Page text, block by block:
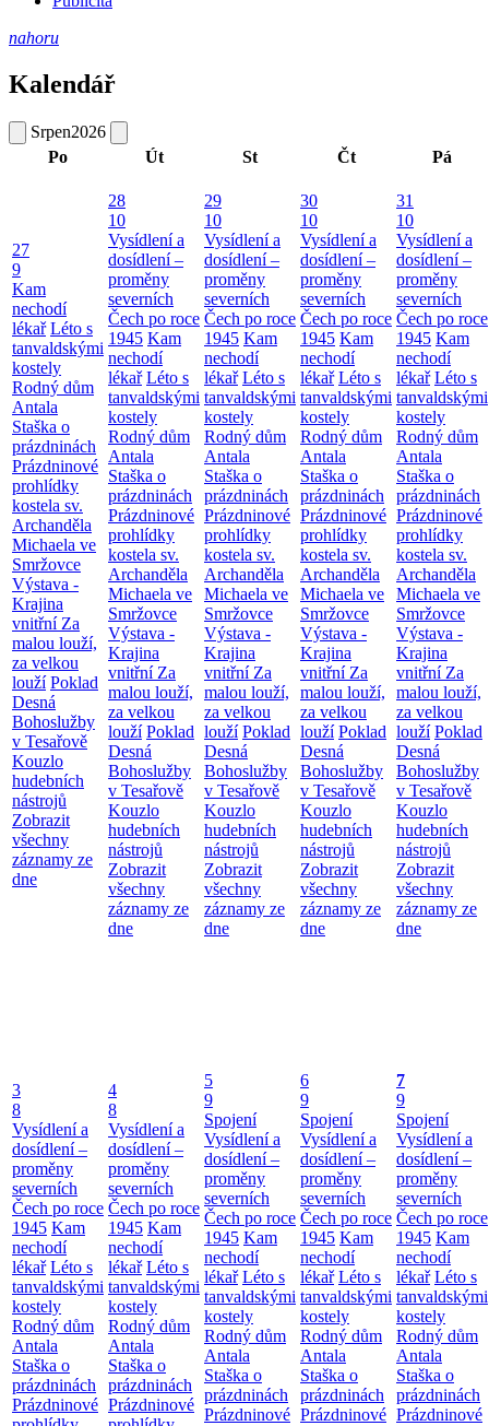
nahoru
Kalendář
Srpen2026
Po
Út St Čt Pá
27
9
Kam
nechodí
lékař Léto s
tanvaldskými
kostely
Rodný dům
Antala
Staška o
prázdninách
Prázdninové
prohlídky
kostela sv.
Archanděla
Michaela ve
Smržovce
Výstava -
Krajina
vnitřní Za
malou louží,
za velkou
louží Poklad
Desná
Bohoslužby
v Tesařově
Kouzlo
hudebních
nástrojů
Zobrazit
všechny
záznamy ze
dne
28
10
Vysídlení a
dosídlení –
proměny
severních
Čech po roce
1945 Kam
nechodí
lékař Léto s
tanvaldskými
kostely
Rodný dům
Antala
Staška o
prázdninách
Prázdninové
prohlídky
kostela sv.
Archanděla
Michaela ve
Smržovce
Výstava -
Krajina
vnitřní Za
malou louží,
za velkou
louží Poklad
Desná
Bohoslužby
v Tesařově
Kouzlo
hudebních
nástrojů
Zobrazit
všechny
záznamy ze
dne
29
10
Vysídlení a
dosídlení –
proměny
severních
Čech po roce
1945 Kam
nechodí
lékař Léto s
tanvaldskými
kostely
Rodný dům
Antala
Staška o
prázdninách
Prázdninové
prohlídky
kostela sv.
Archanděla
Michaela ve
Smržovce
Výstava -
Krajina
vnitřní Za
malou louží,
za velkou
louží Poklad
Desná
Bohoslužby
v Tesařově
Kouzlo
hudebních
nástrojů
Zobrazit
všechny
záznamy ze
dne
30
10
Vysídlení a
dosídlení –
proměny
severních
Čech po roce
1945 Kam
nechodí
lékař Léto s
tanvaldskými
kostely
Rodný dům
Antala
Staška o
prázdninách
Prázdninové
prohlídky
kostela sv.
Archanděla
Michaela ve
Smržovce
Výstava -
Krajina
vnitřní Za
malou louží,
za velkou
louží Poklad
Desná
Bohoslužby
v Tesařově
Kouzlo
hudebních
nástrojů
Zobrazit
všechny
záznamy ze
dne
31
10
Vysídlení a
dosídlení –
proměny
severních
Čech po roce
1945 Kam
nechodí
lékař Léto s
tanvaldskými
kostely
Rodný dům
Antala
Staška o
prázdninách
Prázdninové
prohlídky
kostela sv.
Archanděla
Michaela ve
Smržovce
Výstava -
Krajina
vnitřní Za
malou louží,
za velkou
louží Poklad
Desná
Bohoslužby
v Tesařově
Kouzlo
hudebních
nástrojů
Zobrazit
všechny
záznamy ze
dne
3
8
Vysídlení a
dosídlení –
proměny
severních
Čech po roce
1945 Kam
nechodí
lékař Léto s
tanvaldskými
kostely
Rodný dům
Antala
Staška o
prázdninách
Prázdninové
4
8
Vysídlení a
dosídlení –
proměny
severních
Čech po roce
1945 Kam
nechodí
lékař Léto s
tanvaldskými
kostely
Rodný dům
Antala
Staška o
prázdninách
Prázdninové
5
9
Spojení
Vysídlení a
dosídlení –
proměny
severních
Čech po roce
1945 Kam
nechodí
lékař Léto s
tanvaldskými
kostely
Rodný dům
Antala
Staška o
prázdninách
Prázdninové
6
9
Spojení
Vysídlení a
dosídlení –
proměny
severních
Čech po roce
1945 Kam
nechodí
lékař Léto s
tanvaldskými
kostely
Rodný dům
Antala
Staška o
prázdninách
Prázdninové
7
9
Spojení
Vysídlení a
dosídlení –
proměny
severních
Čech po roce
1945 Kam
nechodí
lékař Léto s
tanvaldskými
kostely
Rodný dům
Antala
Staška o
prázdninách
Prázdninové